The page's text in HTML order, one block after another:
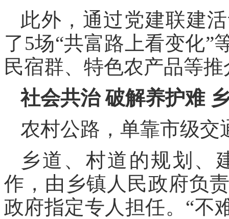
此外，通过党建联建
了5场“共富路上看变化”
民宿群、特色农产品等
社会共治 破解养护难
农村公路，单靠市级交
乡道、村道的规划、
作，由乡镇人民政府负
政府指定专人担任。“不